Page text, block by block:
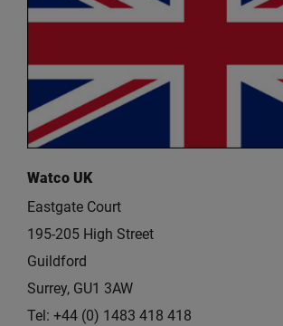
Watco UK
Eastgate Court
195-205 High Street
Guildford
Surrey, GU1 3AW
Tel: +44 (0) 1483 418 418